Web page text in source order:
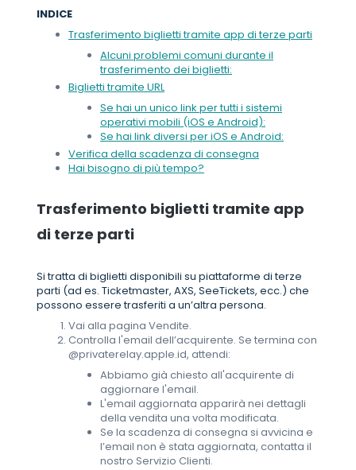
INDICE
Trasferimento biglietti tramite app di terze parti
Alcuni problemi comuni durante il
trasferimento dei biglietti:
Biglietti tramite URL
Se hai un unico link per tutti i sistemi
operativi mobili (iOS e Android):
Se hai link diversi per iOS e Android:
Verifica della scadenza di consegna
Hai bisogno di più tempo?
Trasferimento biglietti tramite app
di terze parti
Si tratta di biglietti disponibili su piattaforme di terze
parti (ad es. Ticketmaster, AXS, SeeTickets, ecc.) che
possono essere trasferiti a un’altra persona.
Vai alla pagina Vendite.
Controlla l'email dell’acquirente. Se termina con
@privaterelay.apple.id, attendi:
Abbiamo già chiesto all'acquirente di
aggiornare l'email.
L'email aggiornata apparirà nei dettagli
della vendita una volta modificata.
Se la scadenza di consegna si avvicina e
l’email non è stata aggiornata, contatta il
nostro Servizio Clienti.